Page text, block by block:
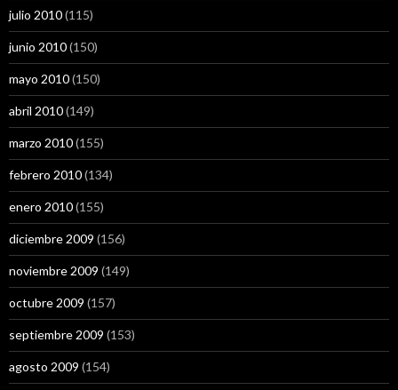
julio 2010(115)
junio 2010(150)
mayo 2010(150)
abril 2010(149)
marzo 2010(155)
febrero 2010(134)
enero 2010(155)
diciembre 2009 (156)
noviembre 2009 (149)
octubre 2009 (157)
septiembre 2009 (153)
agosto 2009 (154)